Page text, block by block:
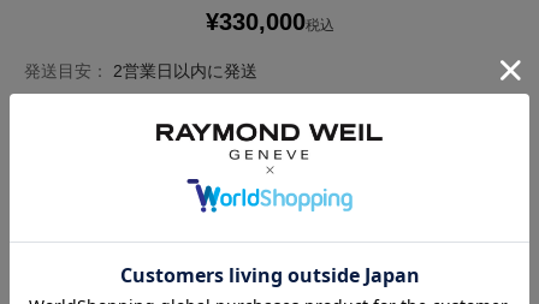
¥330,000税込
発送目安： 2営業日以内に発送
お気に入りに登録する
商品についてのお問い合わせ